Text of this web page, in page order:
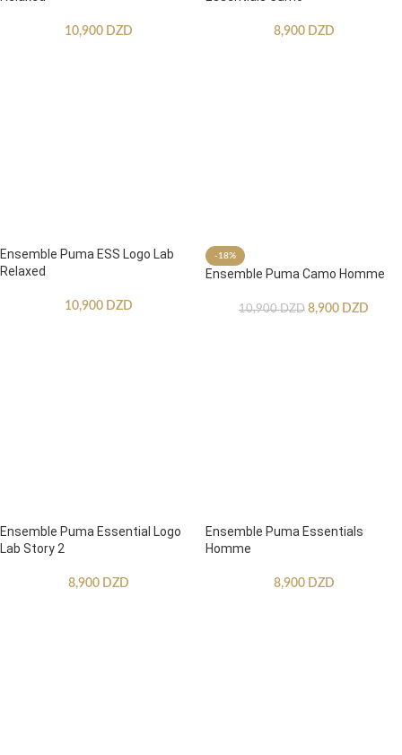
10,900 DZD 8,900 DZD
Ensemble Puma ESS Logo Lab
Relaxed
10,900 DZD
-18%
Ensemble Puma Camo Homme
10,900DZD 8,900 DZD
Ensemble Puma Essential Logo
Lab Story 2
8,900 DZD
Ensemble Puma Essentials
Homme
8,900 DZD